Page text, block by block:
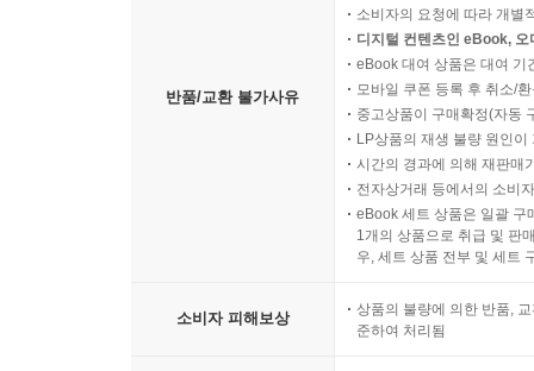
반품/교환 불가사유
소비자의 요청에 따라 개별
디지털 컨텐츠인 eBook,
eBook 대여 상품은 대여 기
모바일 쿠폰 등록 후 취소/
중고상품이 구매확정(자동
LP상품의 재생 불량 원인
시간의 경과에 의해 재판매
전자상거래 등에서의 소비
eBook 세트 상품은 일괄 구
1개의 상품으로 취급 및 판
우, 세트 상품 전부 및 세트
소비자 피해보상
상품의 불량에 의한 반품,
준하여 처리됨